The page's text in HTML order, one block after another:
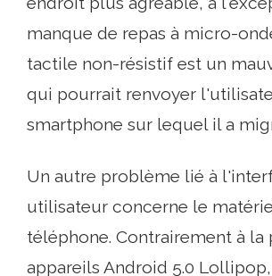
manque de repas à micro-
tactile non-résistif est un
qui pourrait renvoyer
smartphone sur lequel il a
Un autre problème lié à
utilisateur concerne le
téléphone. Contrairement à la
appareils Android 5.0